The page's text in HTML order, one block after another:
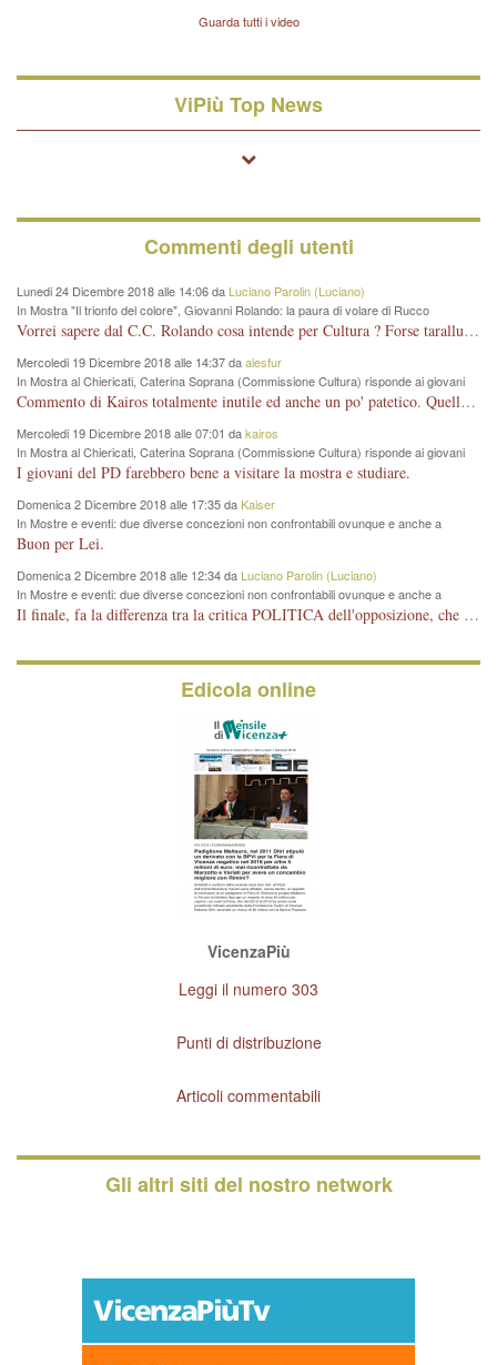
Lavarra: più avvincenti di
quelle di... Barbara D'UrsoGuarda tutti i video
ViPiù Top News
Commenti degli utenti
Lunedi 24 Dicembre 2018 alle 14:06 da Luciano Parolin (Luciano)
In Mostra "Il trionfo del colore", Giovanni Rolando: la paura di volare di Rucco
Vorrei sapere dal C.C. Rolando cosa intende per Cultura ? Forse tarallucci, vino e sagre, o spaghetti tricolori del PD ? Il continuo (s)parlare della mostra a Palazzo Chiericati caro consigliere DANNEGGIA FORTEMENTE l'immagine della città TUTTA e fa deviare i consensi che in RUSSIA (badi bene ex U.R.S.S.) sono ECCELLENTI. A livello artistico l'evento è di alta Valenza culturale, COMPITO di Tutta la Cittadinanza fare il possibile per propagandare l'iniziativa senza farne UN CASO PARTITICO come fa Lei da sempre. Meno Gazebo + Partecipazione! E così sia. Amen.
Mercoledi 19 Dicembre 2018 alle 14:37 daalesfur
In Mostra al Chiericati, Caterina Soprana (Commissione Cultura) risponde ai giovani
del Pd: "realizzata a costo zero per il Comune"
Commento di Kairos totalmente inutile ed anche un po' patetico. Quella che è completamente mancata è stata la promozione internazionale dell'evento effettuata da chi lo sa fare, l'amministrazione in questo è stata totalmente assente relegando al provincialismo una mostra che meritava ben altre platee ed i risultati sono sotto gli occhi di tutti. Su questo bisogna parlare, il fatto di averla organizzata al Chiericati certo non ha aiutato ma è un aspetto secondario rispetto a quello della promozione. In città con le mostre organizzate da Goldin - che certo ha fatto principalmente i suoi interessi, ma ne ha comunque beneficiato la città in immagine e commercio per il centro - arrivavano giornalmente pullman carichi di turisti. Dove sono i turisti ora?
Mercoledi 19 Dicembre 2018 alle 07:01 dakairos
In Mostra al Chiericati, Caterina Soprana (Commissione Cultura) risponde ai giovani
del Pd: "realizzata a costo zero per il Comune"
I giovani del PD farebbero bene a visitare la mostra e studiare.
Domenica 2 Dicembre 2018 alle 17:35 daKaiser
In Mostre e eventi: due diverse concezioni non confrontabili ovunque e anche a
Vicenza
Buon per Lei.
Domenica 2 Dicembre 2018 alle 12:34 da Luciano Parolin (Luciano)
In Mostre e eventi: due diverse concezioni non confrontabili ovunque e anche a
Vicenza
Il finale, fa la differenza tra la critica POLITICA dell'opposizione, che ha perso le elezioni ed è minoranza e non trova altri argomenti per politicizzare sul sito qua o là ? La critica d'arte invece è un'altra cosa che lascio agli altri. Per ora mi basta la lezione magistrale del prof. Giulianati.
Edicola online
VicenzaPiù
Leggi il numero 303
Punti di distribuzione
Articoli commentabili
Gli altri siti del nostro network